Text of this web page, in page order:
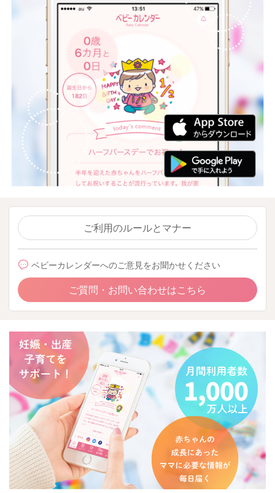
ご利用のルールとマナー
ベビーカレンダーへのご意見をお聞かせください
ご質問・お問い合わせはこちら